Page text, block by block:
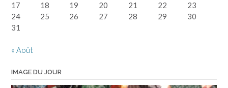
17
18 19 20 21 22
23
24
25 26 27 28 29
30
31
« Août
IMAGE DU JOUR